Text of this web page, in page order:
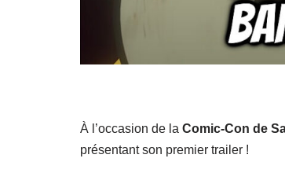
À l’occasion de la Comic-Con de
présentant son premier trailer !